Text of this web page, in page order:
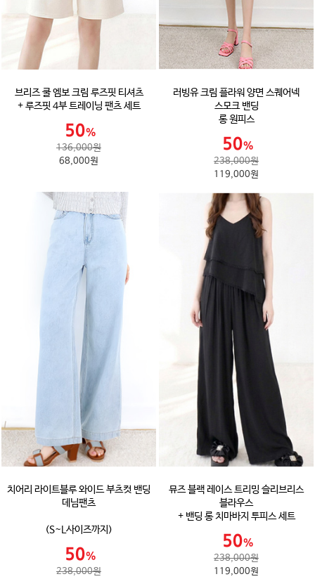
브리즈 쿨 엠보 크림 루즈핏 티셔츠
+ 루즈핏 4부 트레이닝 팬츠 세트
136,000원
68,000원
러빙유 크림 플라워 양면 스퀘어넥
스모크 밴딩
롱 원피스
238,000원
119,000원
치어리 라이트블루 와이드 부츠컷 밴딩
데님팬츠
(S~L사이즈까지)
238,000원
뮤즈 블랙 레이스 트리밍 슬리브리스
블라우스
+ 밴딩 롱 치마바지 투피스 세트
238,000원
119,000원